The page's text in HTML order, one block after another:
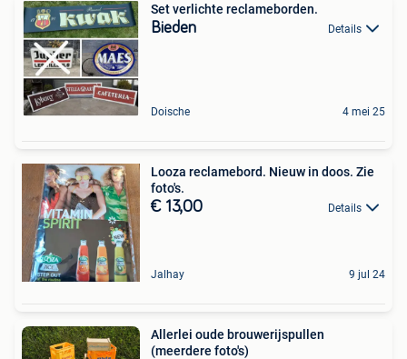
Set verlichte reclameborden.
Bieden Details
Doische 4 mei 25
Looza reclamebord. Nieuw in doos. Zie
foto's.
€ 13,00 Details
Jalhay 9 jul 24
Allerlei oude brouwerijspullen
(meerdere foto's)